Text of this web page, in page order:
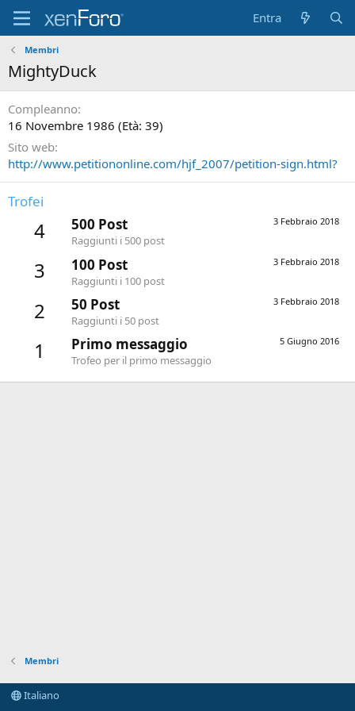
Entra
Membri
MightyDuck
Compleanno
16 Novembre 1986 (Età: 39)
Sito web
http://www.petitiononline.com/hjf_2007/petition-sign.html?
Trofei
4 3 Febbraio 2018
500 Post
Raggiunti i 500 post
3 3 Febbraio 2018
100 Post
Raggiunti i 100 post
2 3 Febbraio 2018
50 Post
Raggiunti i 50 post
1 5 Giugno 2016
Primo messaggio
Trofeo per il primo messaggio
Membri
Italiano